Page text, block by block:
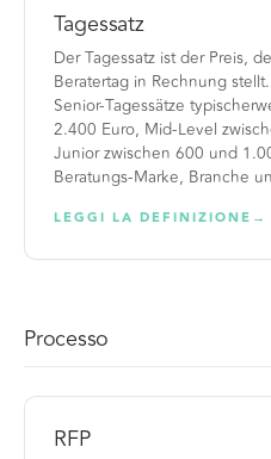
Tagessatz
Der Tagessatz ist der Preis,
Beratertag in Rechnung
Senior-Tagessätze
2.400 Euro, Mid-Level
Junior zwischen 600 und
Beratungs-Marke, Branche
LEGGI LA DEFINIZIONE →
Processo
RFP